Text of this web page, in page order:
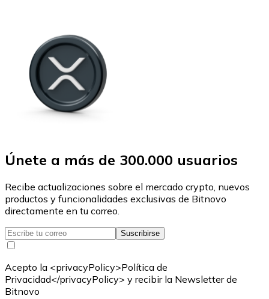
Únete a más de 300.000 usuarios
Recibe actualizaciones sobre el mercado crypto, nuevos
productos y funcionalidades exclusivas de Bitnovo
directamente en tu correo.
Suscribirse
Acepto la <privacyPolicy>Política de
Privacidad</privacyPolicy> y recibir la Newsletter de
Bitnovo